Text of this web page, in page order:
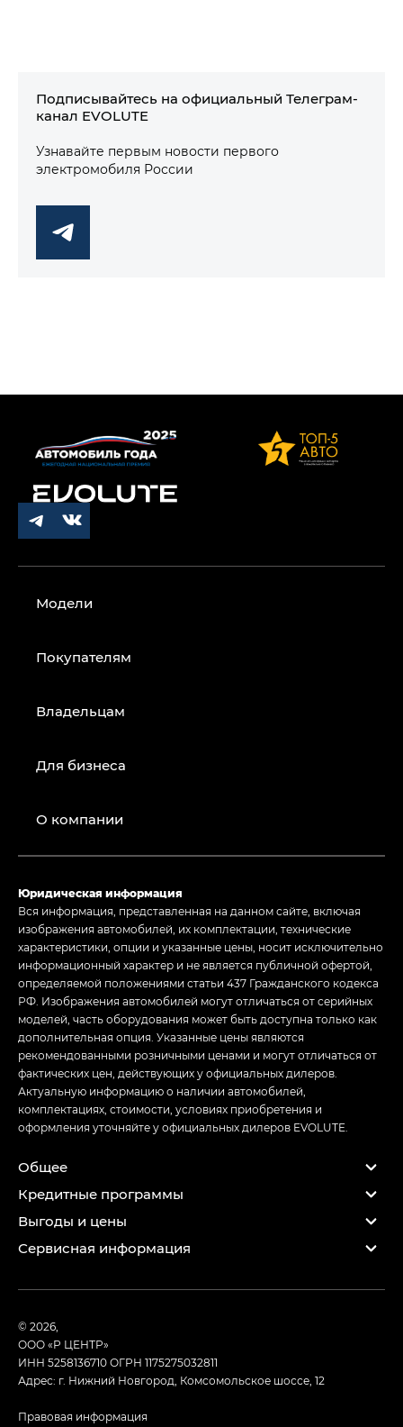
Подписывайтесь на официальный Телеграм-
канал EVOLUTE
Узнавайте первым новости первого
электромобиля России
Модели
Покупателям
Владельцам
Для бизнеса
О компании
Юридическая информация
Вся информация, представленная на данном сайте, включая
изображения автомобилей, их комплектации, технические
характеристики, опции и указанные цены, носит исключительно
информационный характер и не является публичной офертой,
определяемой положениями статьи 437 Гражданского кодекса
РФ. Изображения автомобилей могут отличаться от серийных
моделей, часть оборудования может быть доступна только как
дополнительная опция. Указанные цены являются
рекомендованными розничными ценами и могут отличаться от
фактических цен, действующих у официальных дилеров.
Актуальную информацию о наличии автомобилей,
комплектациях, стоимости, условиях приобретения и
оформления уточняйте у официальных дилеров EVOLUTE.
Общее
Кредитные программы
Выгоды и цены
Сервисная информация
© 2026,
ООО «Р ЦЕНТР»
ИНН 5258136710ОГРН 1175275032811
Адрес: г. Нижний Новгород, Комсомольское шоссе, 12
Правовая информация